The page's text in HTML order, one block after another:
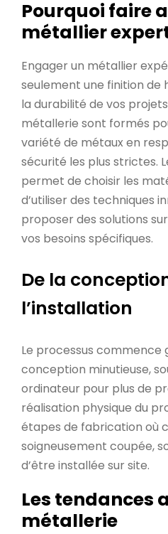
Pourquoi faire
métallier
Engager un métallier
seulement une finition de
la durabilité de vos
métallerie sont formés
variété de métaux en
sécurité les plus strictes.
permet de choisir les
d’utiliser des techniques
proposer des solutions
vos besoins spécifiques.
De la
l’installation
Le processus
conception minutieuse,
ordinateur pour plus de
réalisation physique du
étapes de fabrication où
soigneusement coupée,
d’être installée sur site.
Les tendances
métallerie